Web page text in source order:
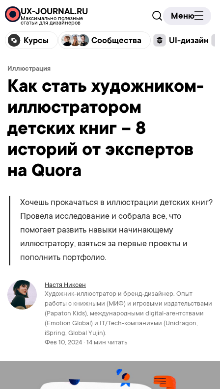
UX-JOURNAL.RU
Максимально полезные
статьи для дизайнеров
Меню
Курсы Сообщества UI-дизайн
Иллюстрация
Как стать художником-
иллюстратором
детских книг – 8
историй от экспертов
на Quora
Хочешь прокачаться в иллюстрации детских книг?
Провела исследование и собрала все, что
помогает развить навыки начинающему
иллюстратору, взяться за первые проекты и
пополнить портфолио.
Настя Никсен
Художник-иллюстратор и бренд-дизайнер. Опыт
работы с книжными (МИФ) и игровыми издательствами
(Papaton Kids), международными digital-агентствами
(Emotion Global) и IT/Tech-компаниями (Unidragon,
iSpring, Global Yujin).
Фев 10, 2024 · 14 мин читать